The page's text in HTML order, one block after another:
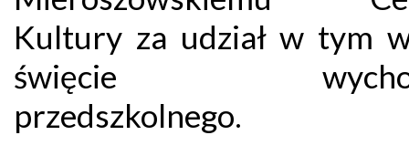
Kultury za udział w tym
święcie
przedszkolnego.